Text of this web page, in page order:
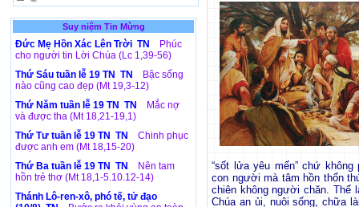
Suy niệm Tin Mừng
Đức Mẹ Hồn Xác Lên Trời TN
Phúc
cho người tin Lời Chúa (Lc 1,39-56)
Thứ Sáu tuần lễ 19 TN TN
Bậc sống
nào cũng cao đẹp (Mt 19,3-12)
Thứ Năm tuần lễ 19 TN TN
Mắc nợ
và được tha (Mt 18,21-19,1)
Thứ Tư tuần lễ 19 TN TN
Chinh phục
được anh em (Mt 18,15-20)
Thứ Ba tuần lễ 19 TN TN
Nên tam
hồn trẻ thơ (Mt 18,1-5.10.12-14)
Thánh Lô-ren-xô, phó tế, tử đạo
“sốt lửa yêu mến” chứ
con người mà tâm hồn thổn
chiên không người chăn. Thế
Chúa an ủi, nuôi sống, chữa